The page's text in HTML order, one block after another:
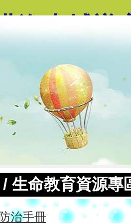
海事輔導
/生命教育資源專
治手冊